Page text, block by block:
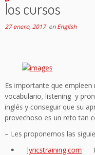
los cursos
27 enero, 2017enEnglish
Es importante que
vocabulario, listening y
inglés y conseguir que su
provechoso es un reto tan
– Les proponemos las
lyricstraining.com